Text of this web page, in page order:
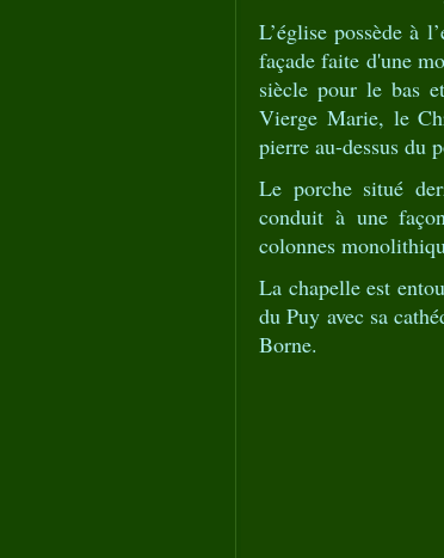
L’église possède à
façade faite d'une
siècle pour le bas
Vierge Marie, le
pierre au-dessus du
Le porche situé
conduit à une
colonnes
La chapelle est
du Puy avec sa
Borne.